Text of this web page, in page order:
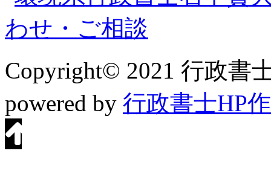
Copyright© 2021 行政書
powered by 行政書士HP